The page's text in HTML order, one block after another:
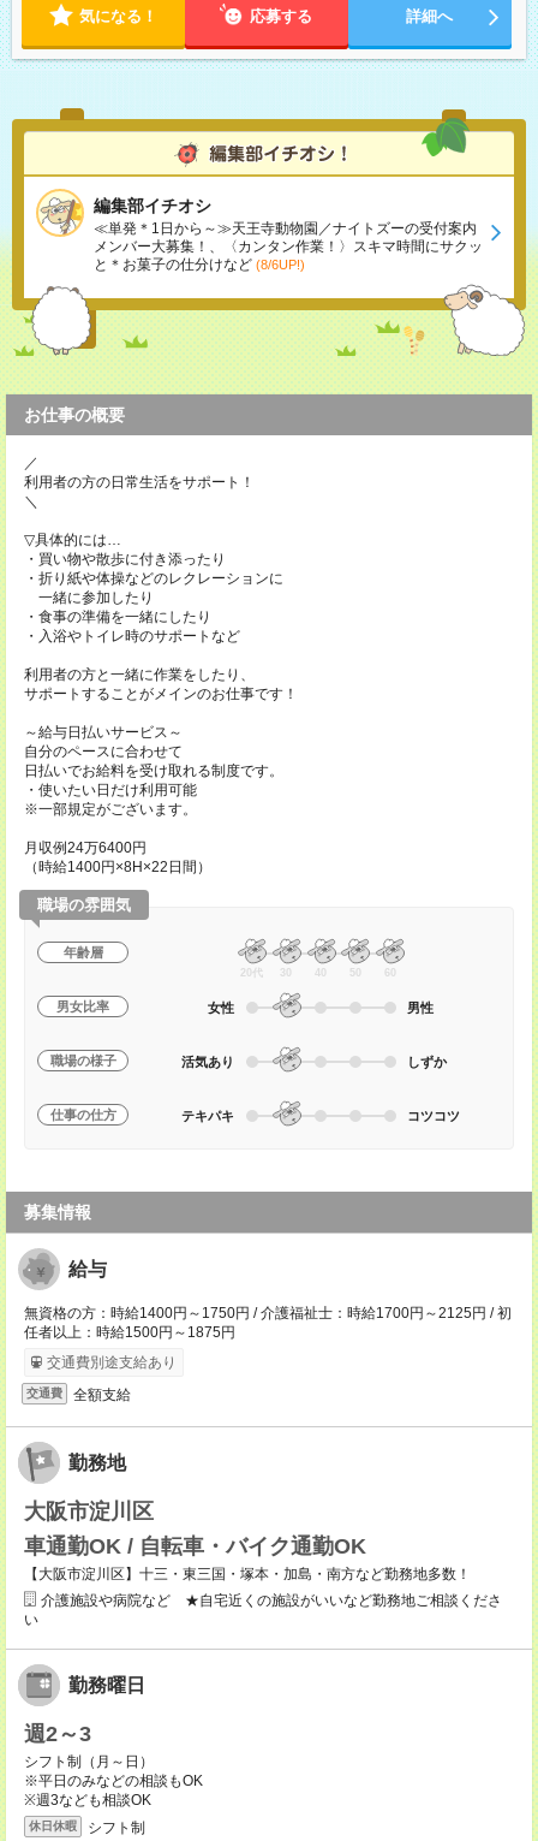
気になる！ 応募する 詳細へ
編集部イチオシ
≪単発＊1日から～≫天王寺動物園／ナイトズーの受付案内
メンバー大募集！、〈カンタン作業！〉スキマ時間にサクッ
と＊お菓子の仕分けなど (8/6UP!)
お仕事の概要
／
利用者の方の日常生活をサポート！
＼
▽具体的には…
・買い物や散歩に付き添ったり
・折り紙や体操などのレクレーションに
一緒に参加したり
・食事の準備を一緒にしたり
・入浴やトイレ時のサポートなど
利用者の方と一緒に作業をしたり、
サポートすることがメインのお仕事です！
～給与日払いサービス～
自分のペースに合わせて
日払いでお給料を受け取れる制度です。
・使いたい日だけ利用可能
※一部規定がございます。
月収例24万6400円
（時給1400円×8H×22日間）
職場の雰囲気
年齢層
20代 30 40 50 60
男女比率 女性 男性
職場の様子 活気あり しずか
仕事の仕方 テキパキ コツコツ
募集情報
給与
無資格の方：時給1400円～1750円 / 介護福祉士：時給1700円～2125円 / 初
任者以上：時給1500円～1875円
交通費別途支給あり
交通費 全額支給
勤務地
大阪市淀川区
車通勤OK / 自転車・バイク通勤OK
【大阪市淀川区】十三・東三国・塚本・加島・南方など勤務地多数！
介護施設や病院など ★自宅近くの施設がいいなど勤務地ご相談くださ
い
勤務曜日
週2～3
シフト制（月～日）
※平日のみなどの相談もOK
※週3なども相談OK
休日休暇 シフト制